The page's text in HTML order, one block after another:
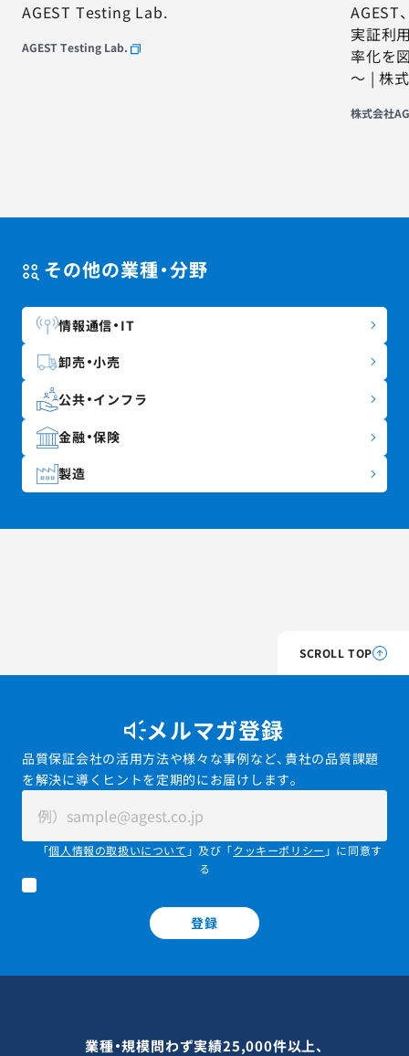
AGEST Testing Lab.
AGEST Testing Lab.
AGEST
実証利
率化を
～ | 株
株式会社
その他の業種・分野
情報通信・IT
卸売・小売
公共・インフラ
金融・保険
製造
SCROLL TOP
メルマガ登録
品質保証会社の活用方法や様々な事例など、貴社の品質課題
を解決に導くヒントを定期的にお届けします。
「個人情報の取扱いについて 」及び「クッキーポリシー 」に同意す
る
登録
業種・規模問わず実績25,000件以上、